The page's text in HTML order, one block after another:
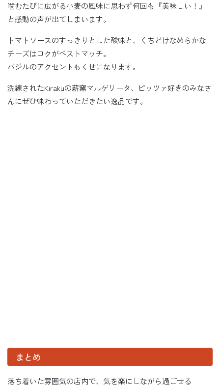
噛むたびに広がる小麦の風味に思わず何回も『美味しい！』
と感動の声が出てしまいます。
トマトソースのすっきりとした酸味と、くちどけなめらかな
チーズはコクがベストマッチ。
バジルのアクセントもくせになります。
洗練されたKirakuの薪窯マルゲリータ、ピッツァ好きのみなさ
んにぜひ味わっていただきたい逸品です。
まとめ
落ち着いた雰囲気の店内で、気を楽にしながら過ごせる